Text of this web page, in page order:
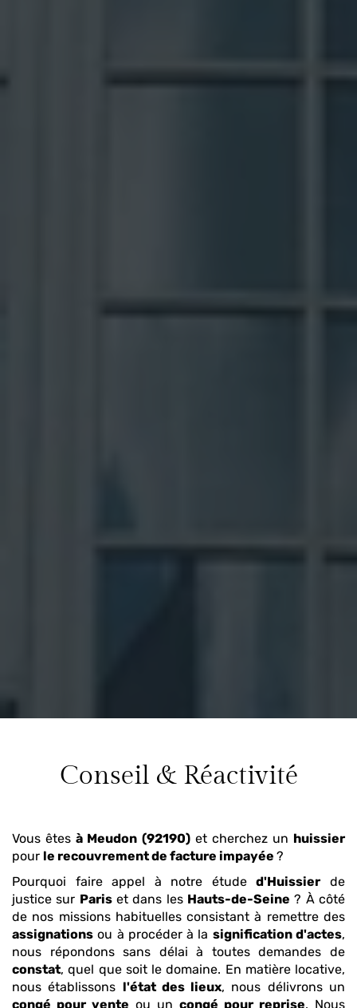
Conseil & Réactivité
Vous êtesà Meudon (92190)et cherchez un huissier
pour le recouvrement de facture impayée ?
Pourquoi faire appel à notre étuded'Huissier de
justice sur Pariset dans les Hauts-de-Seine ? À côté
de nos missions habituelles consistant à remettre des
assignations ou à procéder à la signification d'actes,
nous répondons sans délai à toutes demandes de
constat, quel que soit le domaine. En matière locative,
nous établissons l'état des lieux, nous délivrons un
congé pour vente ou un congé pour reprise. Nous